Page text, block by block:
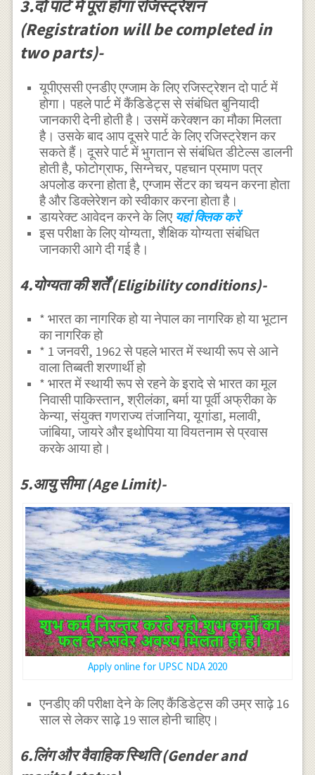
3.दो पार्ट में पूरा होगा रजिस्ट्रेशन
(Registration will be completed in
two parts)-
यूपीएससी एनडीए एग्जाम के लिए रजिस्ट्रेशन दो पार्ट में
होगा। पहले पार्ट में कैंडिडेट्स से संबंधित बुनियादी
जानकारी देनी होती है। उसमें करेक्शन का मौका मिलता
है। उसके बाद आप दूसरे पार्ट के लिए रजिस्ट्रेशन कर
सकते हैं। दूसरे पार्ट में भुगतान से संबंधित डीटेल्स डालनी
होती है, फोटोग्राफ, सिग्नेचर, पहचान प्रमाण पत्र
अपलोड करना होता है, एग्जाम सेंटर का चयन करना होता
है और डिक्लेरेशन को स्वीकार करना होता है।
डायरेक्ट आवेदन करने के लिए यहां क्लिक करें
इस परीक्षा के लिए योग्यता, शैक्षिक योग्यता संबंधित
जानकारी आगे दी गई है।
4.योग्यता की शर्तें (Eligibility conditions)-
* भारत का नागरिक हो या नेपाल का नागरिक हो या भूटान
का नागरिक हो
* 1 जनवरी, 1962 से पहले भारत में स्थायी रूप से आने
वाला तिब्बती शरणार्थी हो
* भारत में स्थायी रूप से रहने के इरादे से भारत का मूल
निवासी पाकिस्तान, श्रीलंका, बर्मा या पूर्वी अफ्रीका के
केन्या, संयुक्त गणराज्य तंजानिया, यूगांडा, मलावी,
जांबिया, जायरे और इथोपिया या वियतनाम से प्रवास
करके आया हो।
5.आयु सीमा (Age Limit)-
Apply online for UPSC NDA 2020
एनडीए की परीक्षा देने के लिए कैंडिडेट्स की उम्र साढ़े 16
साल से लेकर साढ़े 19 साल होनी चाहिए।
6.लिंग और वैवाहिक स्थिति (Gender and